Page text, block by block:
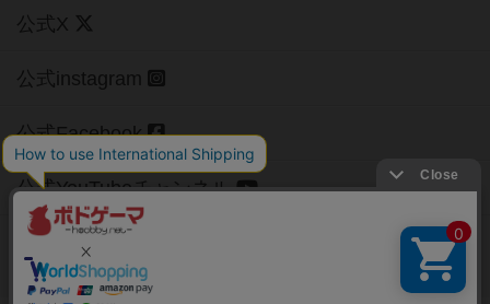
公式X
公式instagram
公式Facebook
公式YouTubeチャンネル